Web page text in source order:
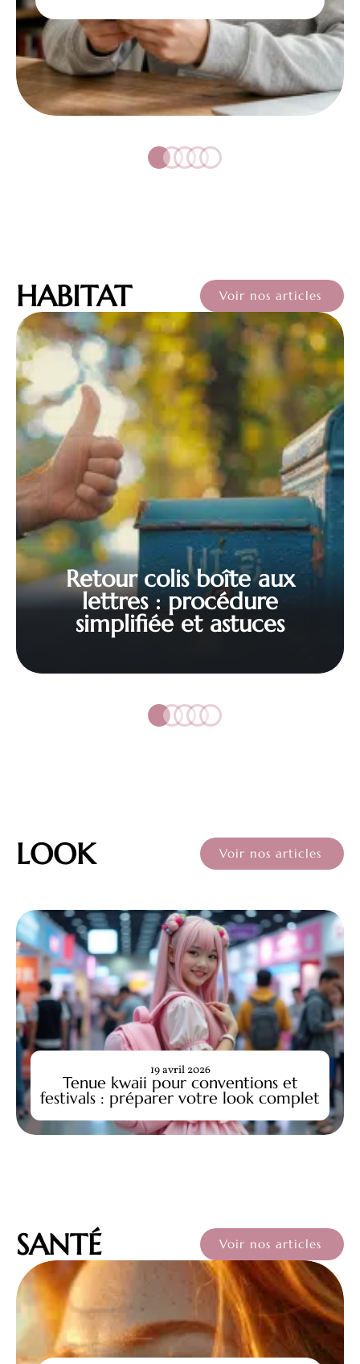
HABITAT Voir nos articles
Retour colis boîte aux
lettres : procédure
simplifiée et astuces
LOOK Voir nos articles
Tenue kwaii pour conventions et
festivals : préparer votre look complet
19 avril 2026
SANTÉ Voir nos articles